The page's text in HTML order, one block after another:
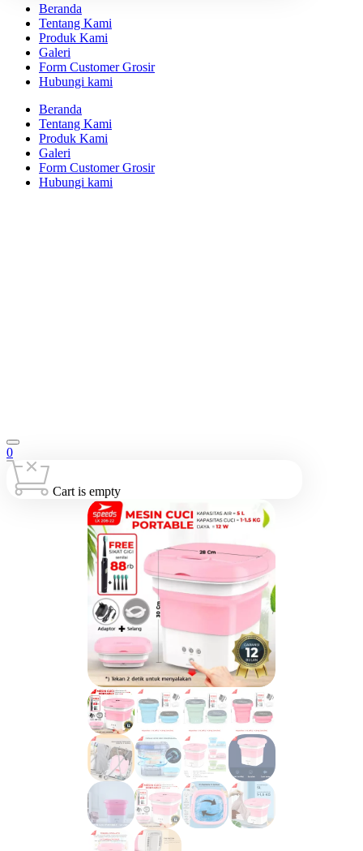
Beranda
Tentang Kami
Produk Kami
Galeri
Form Customer Grosir
Hubungi kami
Beranda
Tentang Kami
Produk Kami
Galeri
Form Customer Grosir
Hubungi kami
0
Cart is empty